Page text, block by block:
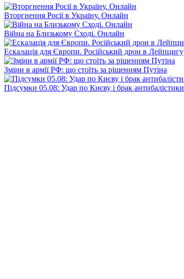
Вторгнення Росії в Україну. Онлайн
Війна на Близькому Сході. Онлайн
Ескалація для Європи. Російський дрон в Лейпцигу
Зміни в армії РФ: що стоїть за рішенням Путіна
Підсумки 05.08: Удар по Києву і брак антибалістики